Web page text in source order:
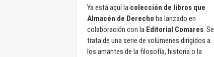
Ya está aquí la colección de libros que
Almacén de Derecho ha lanzado en
colaboración con la Editorial Comares. Se
trata de una serie de volúmenes dirigidos a
los amantes de la filosofía, historia o la